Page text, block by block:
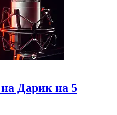
Дарик на 5